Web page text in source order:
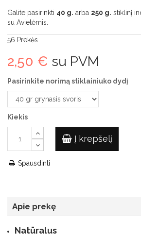
Galite pasirinkti 40 g. arba 250 g. stiklinį
su Avietėmis.
56 Prekės
2,50 € su PVM
Pasirinkite norimą stiklainiuko dydį
Kiekis
Į krepšelį
Spausdinti
Apie prekę
Natūralus